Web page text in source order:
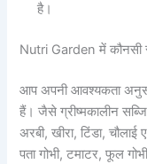
है।
Nutri Garden में कौनसी
आप अपनी आवश्यकता
हैं। जैसे ग्रीष्मकालीन
अरबी, खीरा, टिंडा,
पता गोभी, टमाटर, फूल